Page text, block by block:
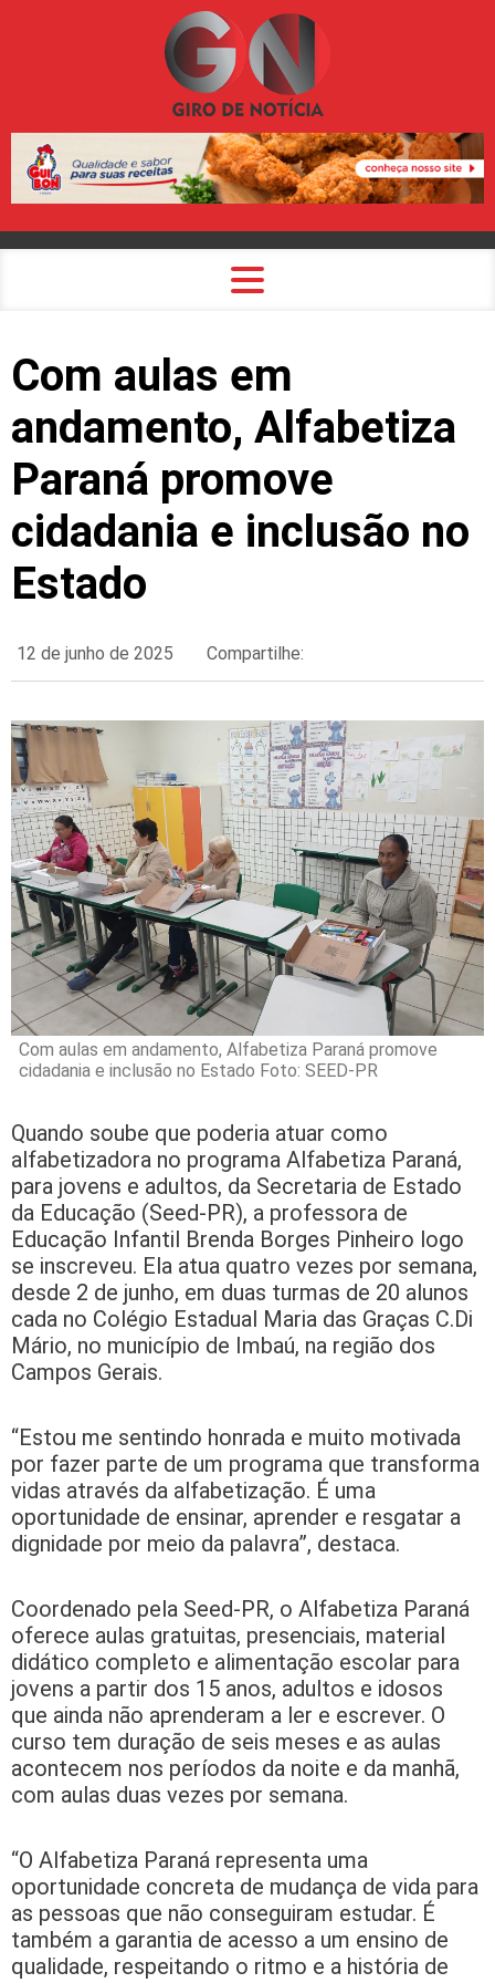
Com aulas em
andamento, Alfabetiza
Paraná promove
cidadania e inclusão no
Estado
12 de junho de 2025 Compartilhe:
Com aulas em andamento, Alfabetiza Paraná promove
cidadania e inclusão no Estado Foto: SEED-PR
Quando soube que poderia atuar como
alfabetizadora no programa Alfabetiza Paraná,
para jovens e adultos, da Secretaria de Estado
da Educação (Seed-PR), a professora de
Educação Infantil Brenda Borges Pinheiro logo
se inscreveu. Ela atua quatro vezes por semana,
desde 2 de junho, em duas turmas de 20 alunos
cada no Colégio Estadual Maria das Graças C.Di
Mário, no município de Imbaú, na região dos
Campos Gerais.
“Estou me sentindo honrada e muito motivada
por fazer parte de um programa que transforma
vidas através da alfabetização. É uma
oportunidade de ensinar, aprender e resgatar a
dignidade por meio da palavra”, destaca.
Coordenado pela Seed-PR, o Alfabetiza Paraná
oferece aulas gratuitas, presenciais, material
didático completo e alimentação escolar para
jovens a partir dos 15 anos, adultos e idosos
que ainda não aprenderam a ler e escrever. O
curso tem duração de seis meses e as aulas
acontecem nos períodos da noite e da manhã,
com aulas duas vezes por semana.
“O Alfabetiza Paraná representa uma
oportunidade concreta de mudança de vida para
as pessoas que não conseguiram estudar. É
também a garantia de acesso a um ensino de
qualidade, respeitando o ritmo e a história de